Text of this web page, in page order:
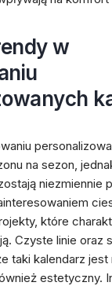
w
na sezon,
niezmiennie
które
Czyste linie oraz
taki kalendarz jest
estetyczny.